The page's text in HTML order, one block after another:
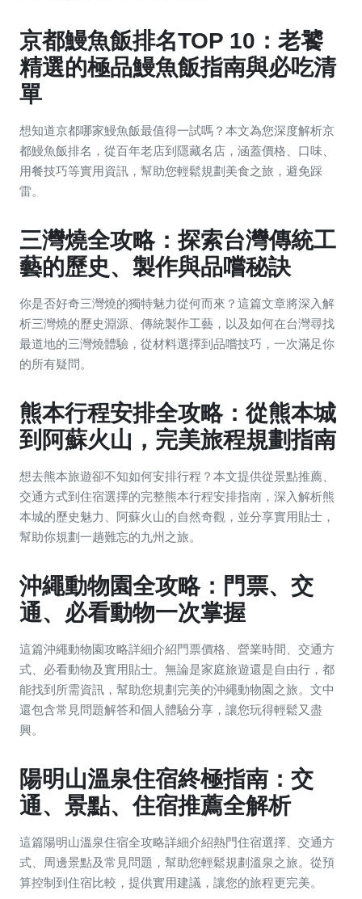
京都鰻魚飯排名TOP 10：老饕
精選的極品鰻魚飯指南與必吃清
單
想知道京都哪家鰻魚飯最值得一試嗎？本文為您深度解析京
都鰻魚飯排名，從百年老店到隱藏名店，涵蓋價格、口味、
用餐技巧等實用資訊，幫助您輕鬆規劃美食之旅，避免踩
雷。
三灣燒全攻略：探索台灣傳統工
藝的歷史、製作與品嚐秘訣
你是否好奇三灣燒的獨特魅力從何而來？這篇文章將深入解
析三灣燒的歷史淵源、傳統製作工藝，以及如何在台灣尋找
最道地的三灣燒體驗，從材料選擇到品嚐技巧，一次滿足你
的所有疑問。
熊本行程安排全攻略：從熊本城
到阿蘇火山，完美旅程規劃指南
想去熊本旅遊卻不知如何安排行程？本文提供從景點推薦、
交通方式到住宿選擇的完整熊本行程安排指南，深入解析熊
本城的歷史魅力、阿蘇火山的自然奇觀，並分享實用貼士，
幫助你規劃一趟難忘的九州之旅。
沖繩動物園全攻略：門票、交
通、必看動物一次掌握
這篇沖繩動物園攻略詳細介紹門票價格、營業時間、交通方
式、必看動物及實用貼士。無論是家庭旅遊還是自由行，都
能找到所需資訊，幫助您規劃完美的沖繩動物園之旅。文中
還包含常見問題解答和個人體驗分享，讓您玩得輕鬆又盡
興。
陽明山溫泉住宿終極指南：交
通、景點、住宿推薦全解析
這篇陽明山溫泉住宿全攻略詳細介紹熱門住宿選擇、交通方
式、周邊景點及常見問題，幫助您輕鬆規劃溫泉之旅。從預
算控制到住宿比較，提供實用建議，讓您的旅程更完美。